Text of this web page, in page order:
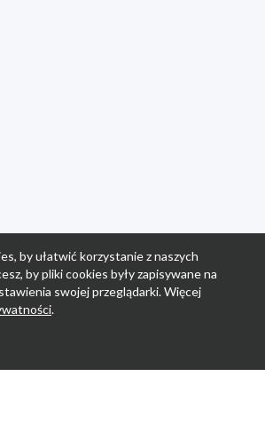
by ułatwić korzystanie z naszych
by pliki cookies były zapisywane na
swojej przeglądarki. Więcej
.